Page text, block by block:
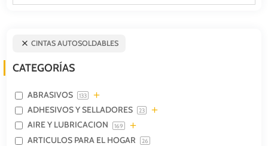
CINTAS AUTOSOLDABLES
CATEGORÍAS
ABRASIVOS 133
ADHESIVOS Y SELLADORES 23
AIRE Y LUBRICACION 169
ARTICULOS PARA EL HOGAR 26